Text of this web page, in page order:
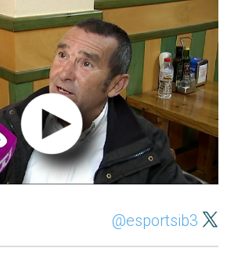
@esportsib3